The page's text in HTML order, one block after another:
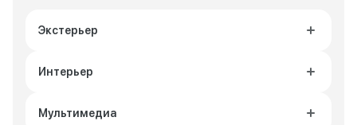
Экстерьер
Интерьер
Мультимедиа